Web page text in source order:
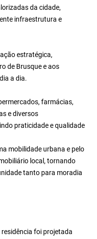
da cidade,
infraestrutura e
estratégica,
de Brusque e aos
a dia.
farmácias,
e diversos
praticidade e qualidade
mobilidade urbana e pelo
local, tornando
tanto para moradia
foi projetada